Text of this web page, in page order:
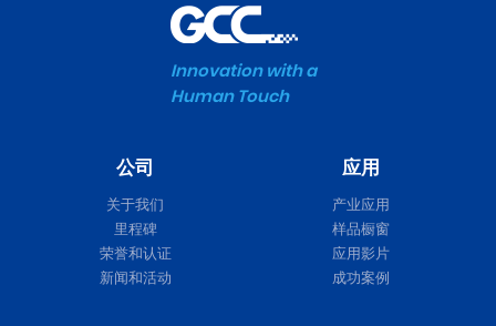
Innovation with a
Human Touch
公司
关于我们
里程碑
荣誉和认证
新闻和活动
应用
产业应用
样品橱窗
应用影片
成功案例